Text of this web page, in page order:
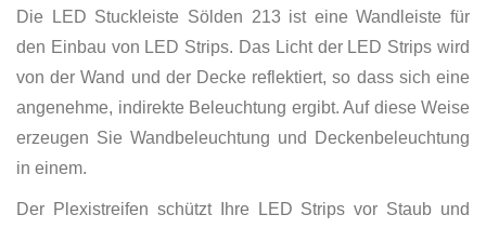
Die LED Stuckleiste Sölden 213 ist eine Wandleiste für
den Einbau von LED Strips. Das Licht der LED Strips wird
von der Wand und der Decke reflektiert, so dass sich eine
angenehme, indirekte Beleuchtung ergibt. Auf diese Weise
erzeugen Sie Wandbeleuchtung und Deckenbeleuchtung
in einem.
Der Plexistreifen schützt Ihre LED Strips vor Staub und